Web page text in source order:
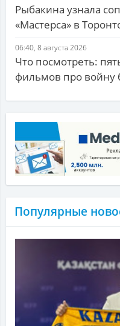
Рыбакина узнала
«Мастерса» в
06:40, 8 августа 2026
Что посмотреть:
фильмов про войну
Популярные